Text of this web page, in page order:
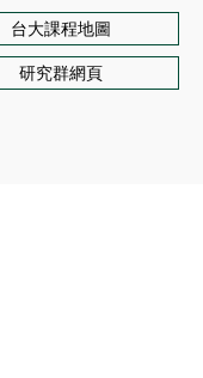
台大課程地圖
研究群網頁